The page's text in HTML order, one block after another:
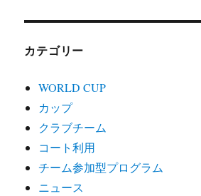
カテゴリー
WORLD CUP
カップ
クラブチーム
コート利用
チーム参加型プログラム
ニュース